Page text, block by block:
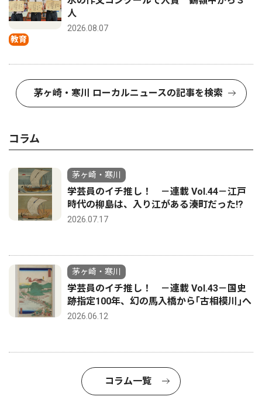
教育
人
2026.08.07
茅ヶ崎・寒川 ローカルニュースの記事を検索
コラム
茅ヶ崎・寒川
学芸員のイチ推し！ －連載 Vol.44－江戸
時代の柳島は、入り江がある湊町だった!?
2026.07.17
茅ヶ崎・寒川
学芸員のイチ推し！ －連載 Vol.43－国史
跡指定100年、幻の馬入橋から｢古相模川｣へ
2026.06.12
コラム一覧